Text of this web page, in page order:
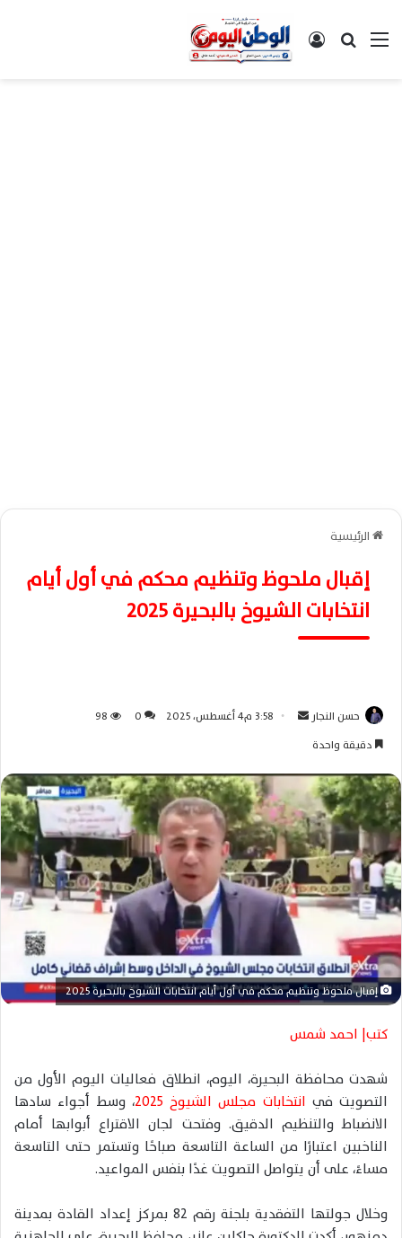
القائمةبحث عن تسجيل الدخول
الرئيسية
إقبال ملحوظ وتنظيم محكم في أول أيام
انتخابات الشيوخ بالبحيرة 2025
حسن النجار
ل
ر
ي
د
ا
إ
ل
ك
ت
ر
ن
ا
3:58 م4 أغسطس، 2025 0
98
دقيقة واحدة
إقبال ملحوظ وتنظيم محكم في أول أيام انتخابات الشيوخ بالبحيرة 2025
كتب| احمد شمس
شهدت محافظة البحيرة، اليوم، انطلاق فعاليات اليوم الأول من
التصويت في انتخابات مجلس الشيوخ 2025
، وسط أجواء سادها
الانضباط والتنظيم الدقيق. وفتحت لجان الاقتراع أبوابها أمام
الناخبين اعتبارًا من الساعة التاسعة صباحًا وتستمر حتى التاسعة
مساءً، على أن يتواصل التصويت غدًا بنفس المواعيد.
وخلال جولتها التفقدية بلجنة رقم 82 بمركز إعداد القادة بمدينة